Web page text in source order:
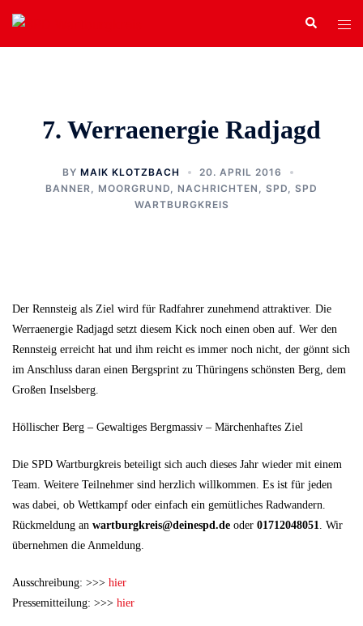
Zum
Inhalt
springen
Search
7. Werraenergie Radjagd
BY MAIK KLOTZBACH
20. APRIL 2016
BANNER
MOORGRUND NACHRICHTEN SPD
SPD
WARTBURGKREIS
Der Rennsteig als Ziel wird für Radfahrer zunehmend attraktiver. Die
Werraenergie Radjagd setzt diesem Kick noch einen oben auf. Wer den
Rennsteig erreicht hat und ihm reicht es immer noch nicht, der gönnt sich
im Anschluss daran einen Bergsprint zu Thüringens schönsten Berg, dem
Großen Inselsberg.
Höllischer Berg – Gewaltiges Bergmassiv – Märchenhaftes Ziel
Die SPD Wartburgkreis beteiligt sich auch dieses Jahr wieder mit einem
Team. Weitere Teilnehmer sind herzlich willkommen. Es ist für jeden
was dabei, ob Wettkampf oder einfach ein gemütliches Radwandern.
Rückmeldung an wartburgkreis@deinespd.de oder 01712048051
. Wir
übernehmen die Anmeldung.
Ausschreibung: >>> hier
Pressemitteilung: >>> hier